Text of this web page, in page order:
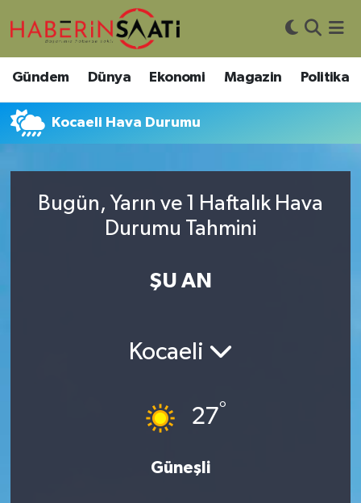
Gündem Dünya Ekonomi Magazin Politika
Kocaeli Hava Durumu
Bugün, Yarın ve 1 Haftalık Hava
Durumu Tahmini
ŞU AN
Kocaeli
27°
Güneşli
Asayiş
Bilim ve Teknoloji
Çevre
Nöbetçi Eczaneler
Hava Durumu
Trafik Durumu
Tüm Manşetler